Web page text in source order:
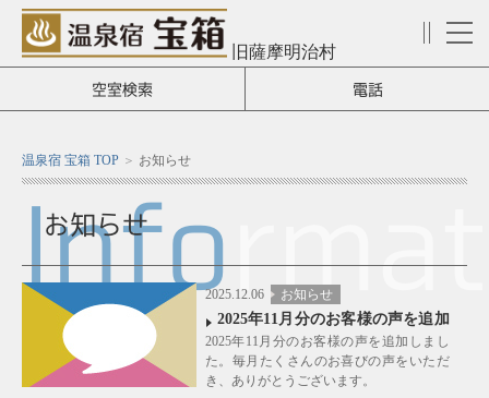
旧薩摩明治村
空室検索 電話
温泉宿 宝箱 TOP お知らせ
お知らせ
Info2025.12.06 お知らせ
2025年11月分のお客様の声を追加
しました！
2025年11月分のお客様の声を追加しまし
た。毎月たくさんのお喜びの声をいただ
き、ありがとうございます。